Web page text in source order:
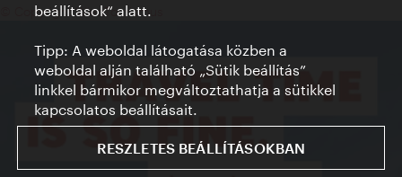
© Copyright WienTourismus
beállítások“ alatt.
Tipp: A weboldal látogatása közben a
weboldal alján található „Sütik beállítás”
linkkel bármikor megváltoztathatja a sütikkel
kapcsolatos beállításait.
RESZLETES BEÁLLÍTÁSOKBAN